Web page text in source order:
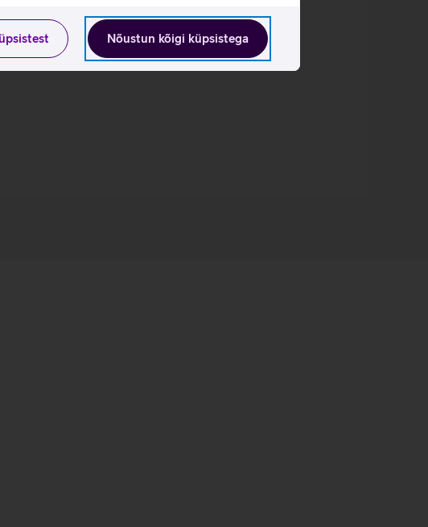
Nõustun kõigi küpsistega